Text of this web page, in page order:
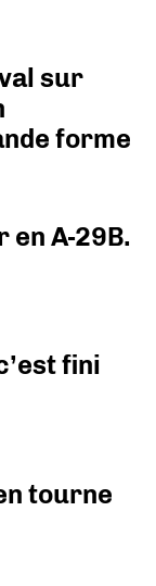
sur
forme
en A-29B.
fini
tourne